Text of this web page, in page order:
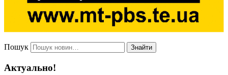
Пошук Знайти
Актуально!